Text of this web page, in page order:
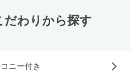
だわりから探す
ニー付き